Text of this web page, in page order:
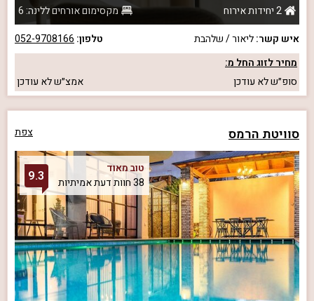
2 יחידות אירוח
מקסימום אורחים ללינה: 6
איש קשר:ליאור / שלהבת טלפון: 052-9708166
מחיר לזוג החל מ:
סופ״שלא עודכן אמצ״שלא עודכן
סוויטת הרמס צפת
טוב מאוד
38 חוות דעת אמיתיות
9.3